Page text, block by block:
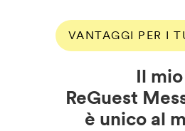
VANTAGGI PER I
Il mio
ReGuest
è unico al